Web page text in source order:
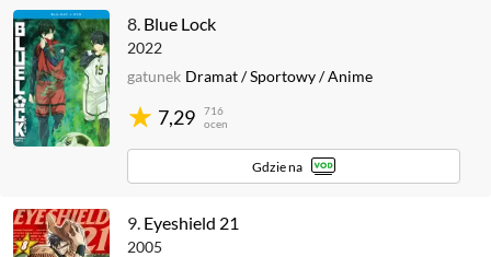
8. Blue Lock
2022
7,29
716
ocen
gatunek Dramat/Sportowy/Anime
Gdzie na
9. Eyeshield 21
2005